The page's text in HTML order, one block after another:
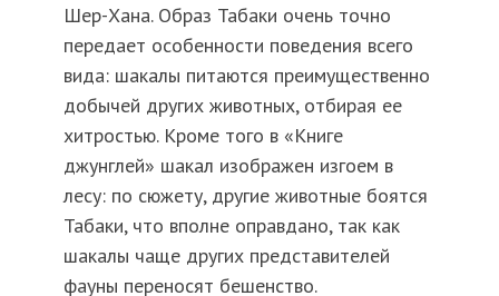
Шер-Хана. Образ Табаки очень точно
передает особенности поведения всего
вида: шакалы питаются преимущественно
добычей других животных, отбирая ее
хитростью. Кроме того в «Книге
джунглей» шакал изображен изгоем в
лесу: по сюжету, другие животные боятся
Табаки, что вполне оправдано, так как
шакалы чаще других представителей
фауны переносят бешенство.